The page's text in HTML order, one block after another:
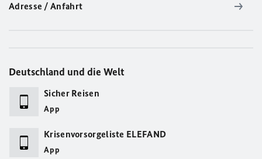
Adresse / Anfahrt
Deutschland und die Welt
Sicher Reisen
App
Krisenvorsorgeliste ELEFAND
App